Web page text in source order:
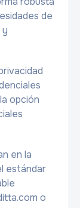
de
y
opción
en la
estándar
o